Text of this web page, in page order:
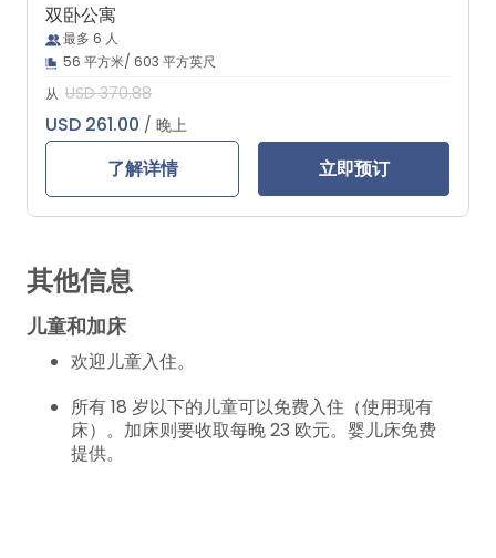
双卧公寓
最多 6 人
56 平方米/ 603 平方英尺
从 USD 370.88
USD 261.00 / 晚上
了解详情 立即预订
其他信息
儿童和加床
欢迎儿童入住。
所有 18 岁以下的儿童可以免费入住（使用现有
床）。加床则要收取每晚 23 欧元。婴儿床免费
提供。